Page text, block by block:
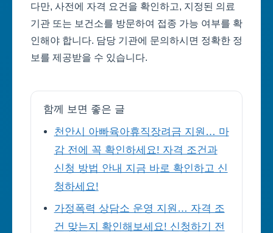
다만, 사전에 자격 요건을 확인하고, 지정된 의료
기관 또는 보건소를 방문하여 접종 가능 여부를 확
인해야 합니다. 담당 기관에 문의하시면 정확한 정
보를 제공받을 수 있습니다.
함께 보면 좋은 글
천안시 아빠육아휴직장려금 지원… 마
감 전에 꼭 확인하세요! 자격 조건과
신청 방법 안내 지금 바로 확인하고 신
청하세요!
가정폭력 상담소 운영 지원… 자격 조
건 맞는지 확인해보세요! 신청하기 전